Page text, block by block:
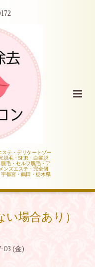
ステ・デリケートゾー
脱毛・SHR・白髪脱
毛・セルフ脱毛・ア
ンズエステ・完全個
都宮・鶴田・栃木県
場合あり）
03 (金)